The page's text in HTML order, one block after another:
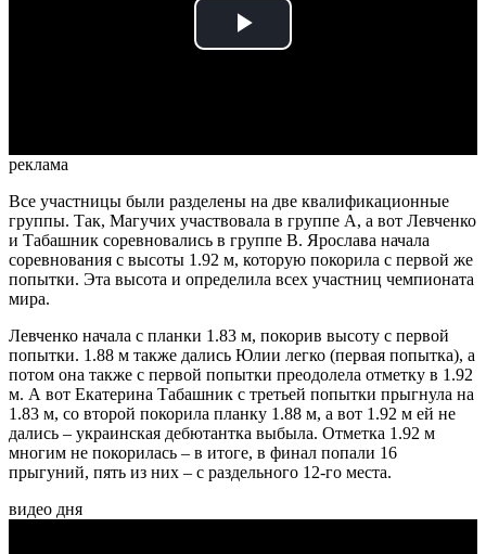
Play
реклама
Все участницы были разделены на две квалификационные
группы. Так, Магучих участвовала в группе A, а вот Левченко
и Табашник соревновались в группе B. Ярослава начала
соревнования с высоты 1.92 м, которую покорила с первой же
попытки. Эта высота и определила всех участниц чемпионата
мира.
Левченко начала с планки 1.83 м, покорив высоту с первой
попытки. 1.88 м также дались Юлии легко (первая попытка), а
потом она также с первой попытки преодолела отметку в 1.92
м. А вот Екатерина Табашник с третьей попытки прыгнула на
1.83 м, со второй покорила планку 1.88 м, а вот 1.92 м ей не
дались – украинская дебютантка выбыла. Отметка 1.92 м
многим не покорилась – в итоге, в финал попали 16
прыгуний, пять из них – с раздельного 12-го места.
видео дня